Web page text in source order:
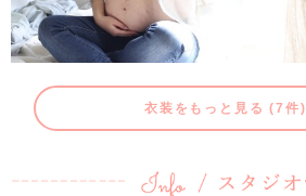
衣装をもっと見る (7件)